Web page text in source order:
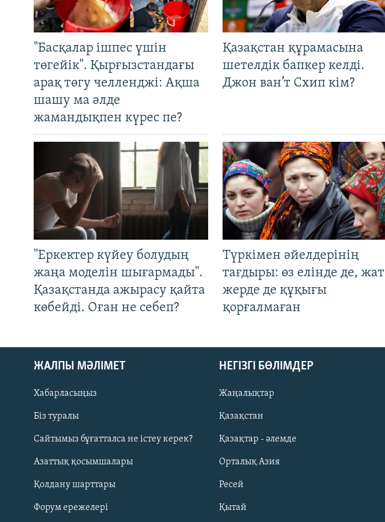
Русский
ЖАЗЫЛЫҢЫЗ
"Басқалар ішпес үшін
төгейік". Қырғызстандағы
арақ төгу челленджі: Ақша
шашу ма әлде
жамандықпен күрес пе?
Қазақстан құрамасына
шетелдік бапкер келді.
Джон ван’т Схип кім?
"Еркектер күйеу болудың
жаңа моделін шығармады".
Қазақстанда ажырасу қайта
көбейді. Оған не себеп?
Түркімен әйелдерінің
тағдыры: өз елінде де, жат
жерде де құқығы
қорғалмаған
ЖАЛПЫ МӘЛІМЕТ
Хабарласыңыз
Біз туралы
Сайтымыз бұғатталса не істеу керек?
Азаттық қосымшалары
Қолдану шарттары
Форум ережелері
НЕГІЗГІ БӨЛІМДЕР
Жаңалықтар
Қазақстан
Қазақтар - әлемде
Орталық Азия
Ресей
Қытай